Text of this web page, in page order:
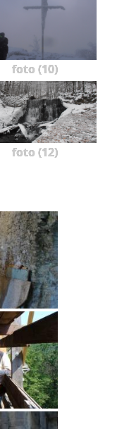
foto (10)
foto (12)